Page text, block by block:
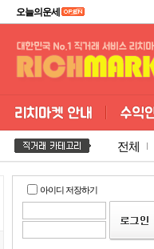
오늘의운세
전체
아이디 저장하기